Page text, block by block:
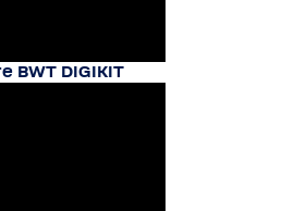
BWT DIGIKIT